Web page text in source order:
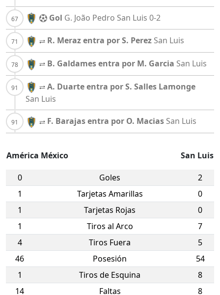
Gol G. João Pedro San Luis 0-2
R. Meraz entra por S. Perez San Luis
B. Galdames entra por M. Garcia San Luis
A. Duarte entra por S. Salles Lamonge
San Luis
F. Barajas entra por O. Macias San Luis
América México San Luis
0 Goles
2
1
Tarjetas Amarillas
0
1
Tarjetas Rojas
0
1
Tiros al Arco
7
4
Tiros Fuera
5
46
Posesión
54
1
Tiros de Esquina
8
14
Faltas
8